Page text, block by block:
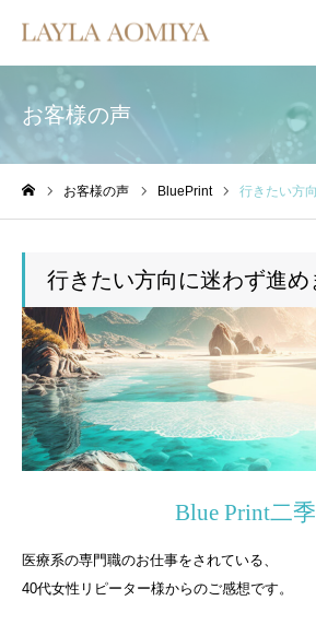
お客様の声
お客様の声 BluePrint 行きたい方
行きたい方向に迷わず進め
Blue Print二季
医療系の専門職のお仕事をされている、
40代女性リピーター様からのご感想です。